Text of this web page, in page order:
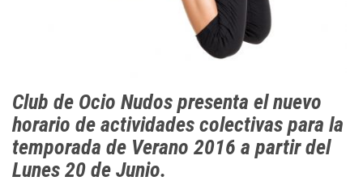
Club de Ocio Nudos presenta el nuevo
horario de actividades colectivas para la
temporada de Verano 2016 a partir del
Lunes 20 de Junio.